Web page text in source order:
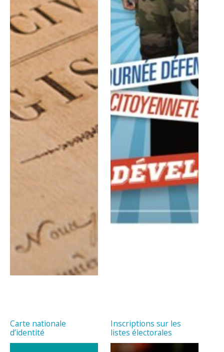
Carte nationale
d’identité
Inscriptions sur les
listes électorales